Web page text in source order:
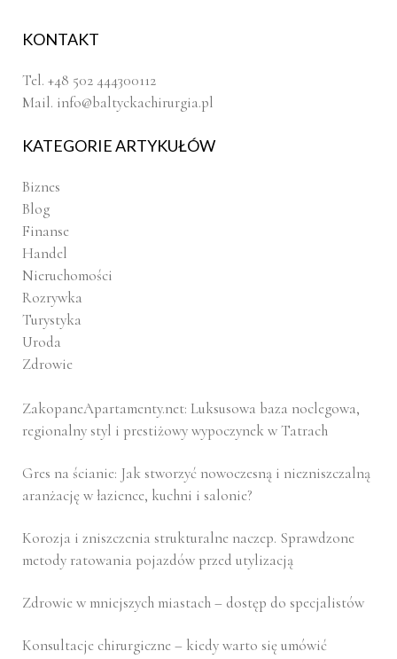
KONTAKT
Tel. +48 502 444300112
Mail. info@baltyckachirurgia.pl
KATEGORIE ARTYKUŁÓW
Biznes
Blog
Finanse
Handel
Nieruchomości
Rozrywka
Turystyka
Uroda
Zdrowie
ZakopaneApartamenty.net: Luksusowa baza noclegowa,
regionalny styl i prestiżowy wypoczynek w Tatrach
Gres na ścianie: Jak stworzyć nowoczesną i niezniszczalną
aranżację w łazience, kuchni i salonie?
Korozja i zniszczenia strukturalne naczep. Sprawdzone
metody ratowania pojazdów przed utylizacją
Zdrowie w mniejszych miastach – dostęp do specjalistów
Konsultacje chirurgiczne – kiedy warto się umówić